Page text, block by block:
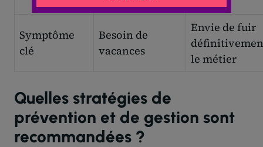
Symptôme
clé
Besoin de
vacances
Envie de fuir
le métier
Quelles stratégies de
prévention et de gestion sont
recommandées ?